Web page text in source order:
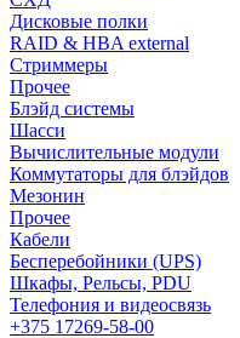
Дисковые полки
RAID & HBA external
Стриммеры
Прочее
Блэйд системы
Шасси
Вычислительные модули
Коммутаторы для блэйдов
Мезонин
Прочее
Кабели
Бесперебойники (UPS)
Шкафы, Рельсы, PDU
Телефония и видеосвязь
+375 17269-58-00